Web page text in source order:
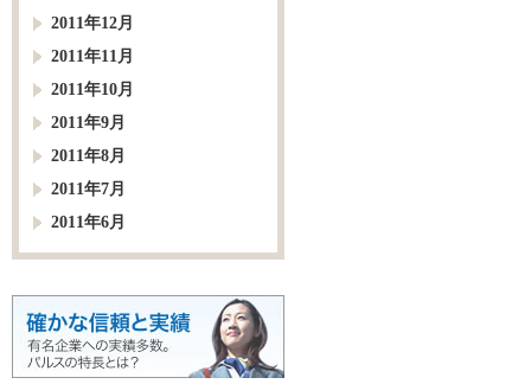
2011年12月
2011年11月
2011年10月
2011年9月
2011年8月
2011年7月
2011年6月